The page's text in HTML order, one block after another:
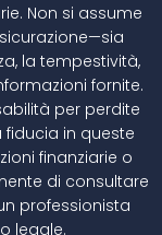
Non si assume
la tempestività,
fornite.
per perdite
in queste
finanziarie o
di consultare
professionista
legale.